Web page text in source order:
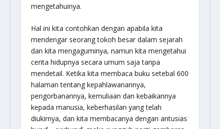
mengetahuinya.
Hal ini kita contohkan dengan apabila kita
mendengar seorang tokoh besar dalam sejarah
dan kita mengaguminya, namun kita mengetahui
cerita hidupnya secara umum saja tanpa
mendetail. Ketika kita membaca buku setebal 600
halaman tentang kepahlawanannya,
pengorbanannya, kemuliaan dan kebaikannya
kepada manusia, keberhasilan yang telah
diukirnya, dan kita membacanya dengan antusias